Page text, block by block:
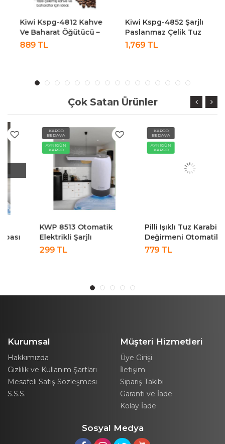
Kiwi Kspg-4812 Kahve
Ve Baharat Öğütücü –
50g Kapasiteli,
889 TL
Kiwi Kspg-4852 Şarjlı
Paslanmaz Çelik Tuz
Karabiber Değirmeni
Otomatik Baharat
1,769 TL
Çok Satan Ürünler
KWP 8513 Otomatik
Elektrikli Şarjlı
Damacana Su Pompası
299 TL
Pilli Işıklı Tuz Karabiber
Değirmeni Otomatik
Baharat Öğütücü 2li
779 TL
Kurumsal
Hakkımızda
Gizlilik ve Kullanım Şartları
Mesafeli Satış Sözleşmesi
S.S.S.
Müşteri Hizmetleri
Üye Girişi
İletişim
Sipariş Takibi
Garanti ve İade
Kolay İade
Sosyal Medya